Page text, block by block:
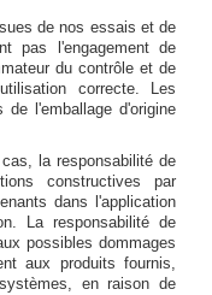
de nos essais et de
pas l'engagement de
du contrôle et de
correcte. Les
de l'emballage d'origine
la responsabilité de
constructives par
dans l'application
La responsabilité de
possibles dommages
aux produits fournis,
en raison de